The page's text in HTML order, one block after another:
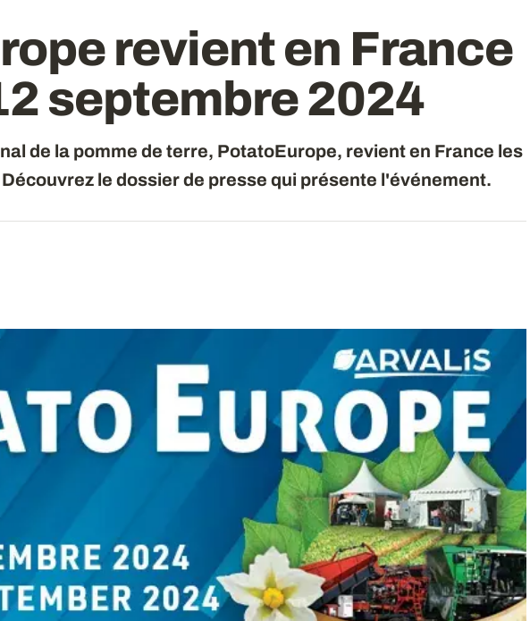
revient en France
septembre 2024
de la pomme de terre, PotatoEurope, revient en France les
le dossier de presse qui présente l'événement.